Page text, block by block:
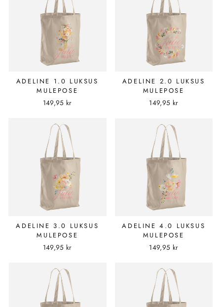
ADELINE 1.0 LUKSUS
MULEPOSE
149,95 kr
ADELINE 2.0 LUKSUS
MULEPOSE
149,95 kr
ADELINE 3.0 LUKSUS
MULEPOSE
149,95 kr
ADELINE 4.0 LUKSUS
MULEPOSE
149,95 kr